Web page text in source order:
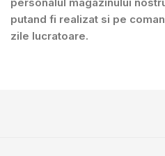
personalul magazinului
putand fi realizat si pe
zile lucratoare.